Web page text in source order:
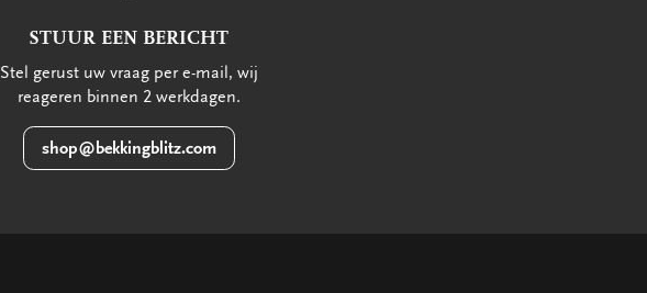
STUUR EEN BERICHT
Stel gerust uw vraag per e-mail, wij
reageren binnen 2 werkdagen.
shop@bekkingblitz.com